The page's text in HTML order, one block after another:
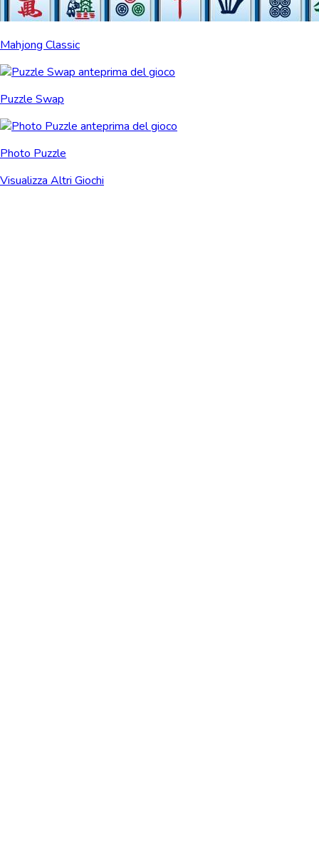
Mahjong Classic
Puzzle Swap
Photo Puzzle
Visualizza Altri Giochi